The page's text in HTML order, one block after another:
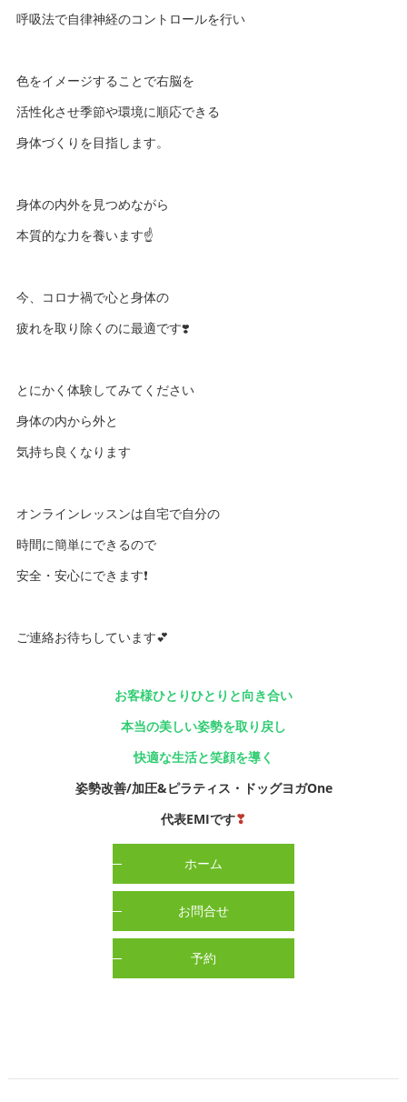
呼吸法で自律神経のコントロールを行い
色をイメージすることで右脳を
活性化させ季節や環境に順応できる
身体づくりを目指します。
身体の内外を見つめながら
本質的な力を養います☝️
今、コロナ禍で心と身体の
疲れを取り除くのに最適です❣️
とにかく体験してみてください
身体の内から外と
気持ち良くなります
オンラインレッスンは自宅で自分の
時間に簡単にできるので
安全・安心にできます❗️
ご連絡お待ちしています💕
お客様ひとりひとりと向き合い
本当の美しい姿勢を取り戻し
快適な生活と笑顔を導く
姿勢改善/加圧&ピラティス・ドッグヨガOne
代表EMIです❣
ホーム
お問合せ
予約